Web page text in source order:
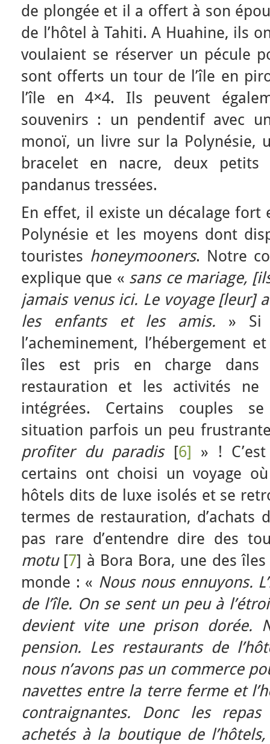
de plongée et il a offert à son
de l’hôtel à Tahiti. A Huahine, ils
voulaient se réserver un pécule
sont offerts un tour de l’île en
l’île en 4×4. Ils peuvent
souvenirs : un pendentif avec
monoï, un livre sur la Polynésie,
bracelet en nacre, deux
pandanus tressées.
En effet, il existe un décalage fort
Polynésie et les moyens dont
touristes honeymooners. Notre
explique que « sans ce mariage,
jamais venus ici. Le voyage [leur]
les enfants et les amis. » Si
l’acheminement, l’hébergement
îles est pris en charge dans
restauration et les activités ne
intégrées. Certains couples
situation parfois un peu
profiter du paradis [6] » !
certains ont choisi un voyage
hôtels dits de luxe isolés et se
termes de restauration, d’achats
pas rare d’entendre dire des
motu [7] à Bora Bora, une des
monde : « Nous nous ennuyons.
de l’île. On se sent un peu à
devient vite une prison dorée.
pension. Les restaurants de
nous n’avons pas un commerce
navettes entre la terre ferme et
contraignantes. Donc les
achetés à la boutique de